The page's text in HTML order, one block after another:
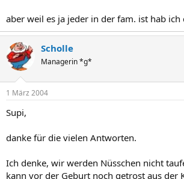
aber weil es ja jeder in der fam. ist hab ich
Scholle
Managerin *g*
1 März 2004
Supi,
danke für die vielen Antworten.
Ich denke, wir werden Nüsschen nicht
kann vor der Geburt noch getrost aus der